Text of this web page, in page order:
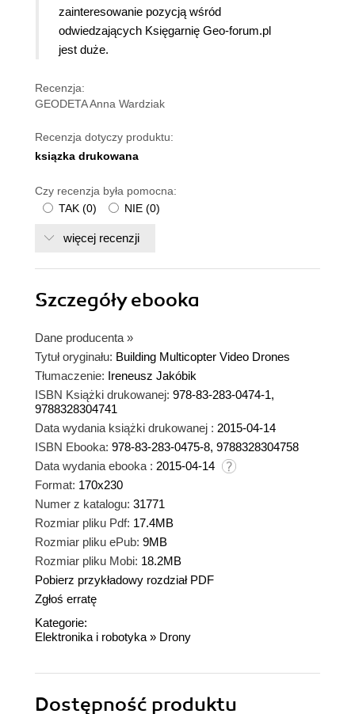
zainteresowanie pozycją wśród
odwiedzających Księgarnię Geo-forum.pl
jest duże.
Recenzja:
GEODETA Anna Wardziak
Recenzja dotyczy produktu:
ksiązka drukowana
Czy recenzja była pomocna:
TAK (0) NIE (0)
więcej recenzji
Szczegółyebooka
Dane producenta »
Tytuł oryginału: Building Multicopter Video Drones
Tłumaczenie: Ireneusz Jakóbik
ISBN Książki drukowanej: 978-83-283-0474-1,
9788328304741
Data wydania książki drukowanej : 2015-04-14
ISBN Ebooka: 978-83-283-0475-8, 9788328304758
Data wydania ebooka : 2015-04-14
Format: 170x230
Numer z katalogu: 31771
Rozmiar pliku Pdf: 17.4MB
Rozmiar pliku ePub: 9MB
Rozmiar pliku Mobi: 18.2MB
Pobierz przykładowy rozdział PDF
Zgłoś erratę
Kategorie:
Elektronika i robotyka » Drony
Dostępność produktu